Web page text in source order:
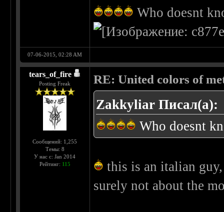
Who doesnt
07-06-2015, 02:28 AM
tears_of_fire
Posting Freak
Сообщений: 1,255
Темы: 8
У нас с: Jan 2014
Рейтинг: 115
RE: United colors of
Zakkyliar Писал(а):
Who doesnt
this is an italian
surely not about the